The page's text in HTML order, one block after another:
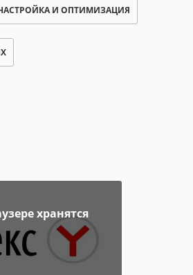
И ОПТИМИЗАЦИЯ
хранятся